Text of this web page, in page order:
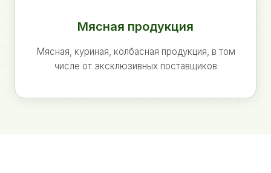
Мясная продукция
Мясная, куриная, колбасная продукция, в том
числе от эксклюзивных поставщиков